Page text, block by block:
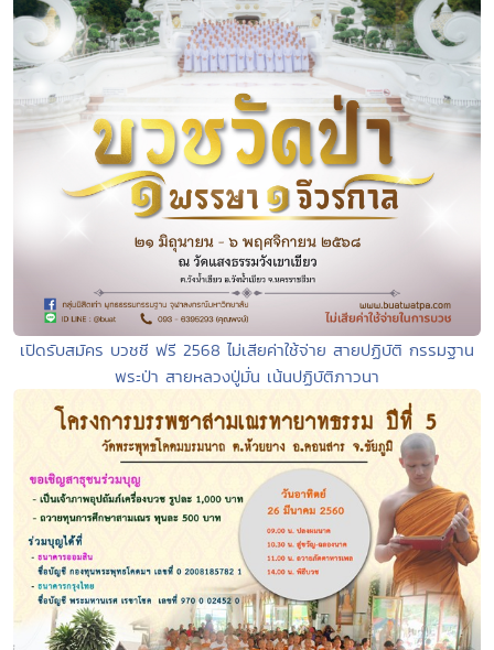
เปิดรับสมัคร บวชชี ฟรี 2568 ไม่เสียค่าใช้จ่าย สายปฏิบัติ กรรมฐาน
พระป่า สายหลวงปู่มั่น เน้นปฏิบัติภาวนา